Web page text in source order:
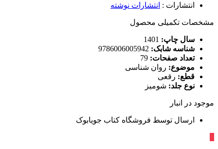
انتشارات : انتشارات نوشته
مشخصات تکمیلی محصول
سال چاپ:
شناسه شابک:
تعداد صفحات:
موضوع: روان شناسی
قطع: رقعی
نوع جلد: شومیز
موجود در انبار
ارسال توسط فروشگاه کتاب جویابوک